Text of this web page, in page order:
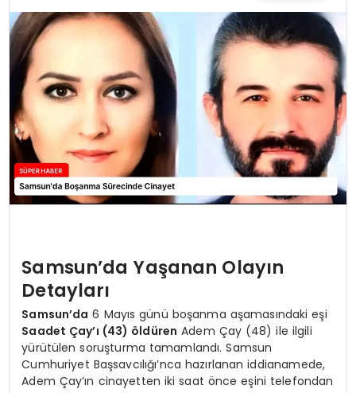
YAŞAM
Samsun’da Yaşanan Olayın
Detayları
Samsun’da 6 Mayıs günü boşanma aşamasındaki eşi
Saadet Çay’ı (43) öldüren Adem Çay (48) ile ilgili
yürütülen soruşturma tamamlandı. Samsun
Cumhuriyet Başsavcılığı’nca hazırlanan iddianamede,
Adem Çay’ın cinayetten iki saat önce eşini telefondan